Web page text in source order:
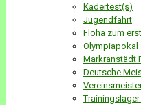
Kadertest(s)
Jugendfahrt
Flöha zum
Olympiapokal
Markranstädt
Deutsche